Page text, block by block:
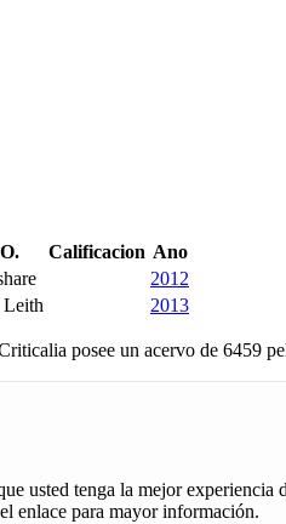
Calificacion Ano
2012
Leith 2013
posee un acervo de 6459
usted tenga la mejor
enlace para mayor información.